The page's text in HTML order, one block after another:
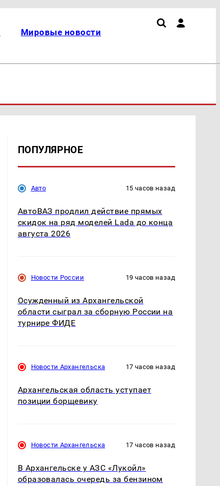
Мировые новости
ПОПУЛЯРНОЕ
Авто 15 часов назад
АвтоВАЗ продлил действие прямых
скидок на ряд моделей Lada до конца
августа 2026
Новости России 19 часов назад
Осужденный из Архангельской
области сыграл за сборную России на
турнире ФИДЕ
Новости Архангельска 17 часов назад
Архангельская область уступает
позиции борщевику
Новости Архангельска 17 часов назад
В Архангельске у АЗС «Лукойл»
образовалась очередь за бензином